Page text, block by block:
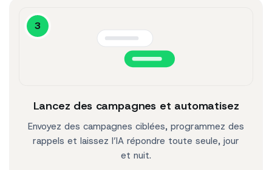
3
Lancez des campagnes et automatisez
Envoyez des campagnes ciblées, programmez des
rappels et laissez l’IA répondre toute seule, jour
et nuit.